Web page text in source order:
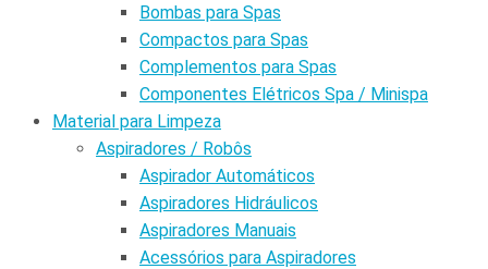
Bombas para Spas
Compactos para Spas
Complementos para Spas
Componentes Elétricos Spa / Minispa
Material para Limpeza
Aspiradores / Robôs
Aspirador Automáticos
Aspiradores Hidráulicos
Aspiradores Manuais
Acessórios para Aspiradores